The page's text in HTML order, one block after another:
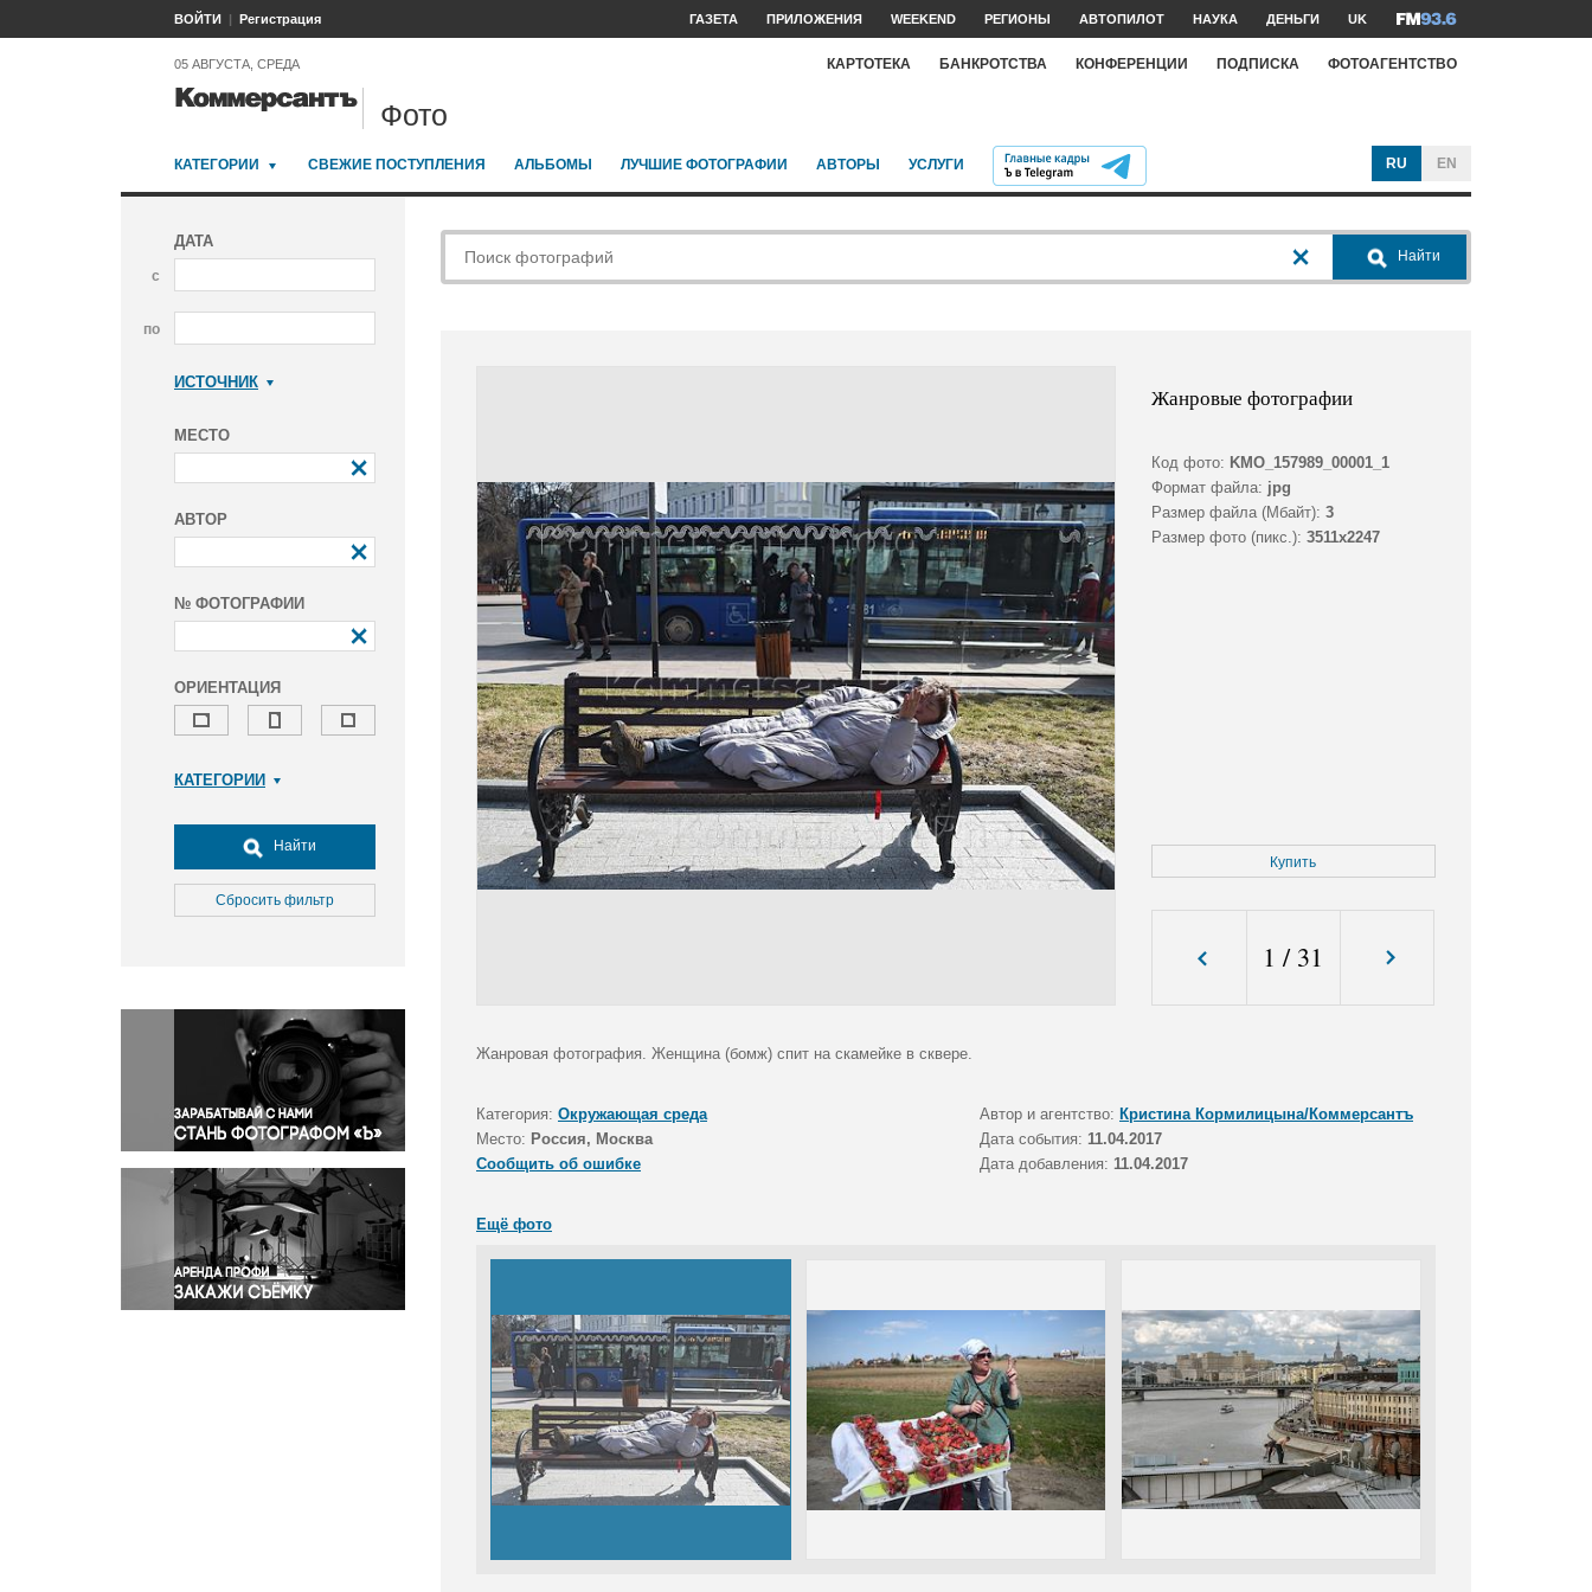
ВОЙТИ Регистрация ГАЗЕТА ПРИЛОЖЕНИЯ WEEKEND РЕГИОНЫ АВТОПИЛОТ НАУКА ДЕНЬГИ UK
05 АВГУСТА, СРЕДА КАРТОТЕКА БАНКРОТСТВА КОНФЕРЕНЦИИ ПОДПИСКА ФОТОАГЕНТСТВО
Фото
КАТЕГОРИИ СВЕЖИЕ ПОСТУПЛЕНИЯ АЛЬБОМЫ ЛУЧШИЕ ФОТОГРАФИИ АВТОРЫ УСЛУГИ RU EN
ДАТА
с
по
ИСТОЧНИК
МЕСТО
АВТОР
№ ФОТОГРАФИИ
ОРИЕНТАЦИЯ
КАТЕГОРИИ
Досуг, туризм и отдых
Культура
Медицина
Окружающая среда
Политика
Правосудие
Происшествия и конфликты
Религия
Светская жизнь
Спорт
Экология
Экономика и бизнес
Найти
Сбросить фильтр
Найти
Жанровые фотографии
Код фото: KMO_157989_00001_1
Формат файла: jpg
Размер файла (Мбайт): 3
Размер фото (пикс.): 3511x2247
Купить
1 / 31
Жанровая фотография. Женщина (бомж) спит на скамейке в сквере.
Категория: Окружающая среда Автор и агентство: Кристина Кормилицына/Коммерсантъ
Место: Россия, Москва Дата события: 11.04.2017
Сообщить об ошибке
Дата добавления: 11.04.2017
Ещё фото